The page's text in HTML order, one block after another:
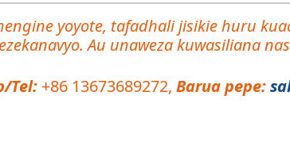
yoyote, tafadhali jisikie huru
Au unaweza kuwasiliana
Tel: +86 13673689272, Barua pepe: